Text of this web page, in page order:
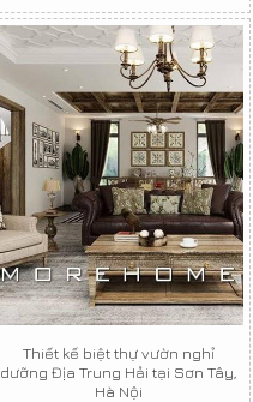
Thiết kế biệt thự vườn nghỉ
dưỡng Địa Trung Hải tại Sơn Tây,
Hà Nội